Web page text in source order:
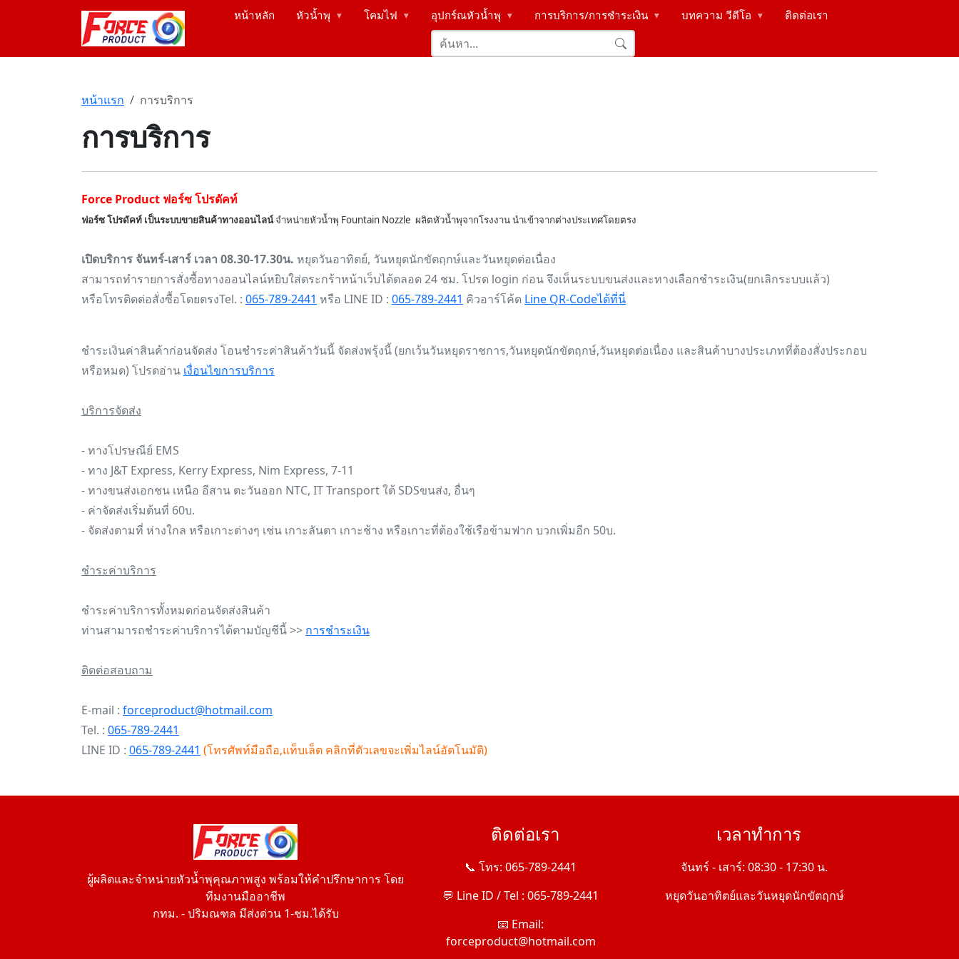
หน้าหลัก หัวน้ำพุ ▶ โคมไฟ ▶ อุปกร์ณหัวน้ำพุ ▶ การบริการ/การชำระเงิน ▶ บทความ วีดีโอ ▶ ติดต่อเรา
หน้าแรก การบริการ
การบริการ
Force Product ฟอร์ซ โปรดัคท์
ฟอร์ซ โปรดัคท์ เป็นระบบขายสินค้าทางออนไลน์จำหน่ายหัวน้ำพุ Fountain Nozzle ผลิตหัวน้ำพุจากโรงงาน นำเข้าจากต่างประเทศโดยตรง
เปิดบริการ จันทร์-เสาร์ เวลา 08.30-17.30น. หยุดวันอาทิตย์, วันหยุดนักขัตฤกษ์และวันหยุดต่อเนื่อง
สามารถทำรายการสั่งซื้อทางออนไลน์หยิบใส่ตระกร้าหน้าเว็บได้ตลอด 24 ชม. โปรด login ก่อน จึงเห็นระบบขนส่งและทางเลือกชำระเงิน(ยกเลิกระบบแล้ว)
หรือโทรติดต่อสั่งซื้อโดยตรงTel. : 065-789-2441 หรือ LINE ID : 065-789-2441 คิวอาร์โค้ด Line QR-Codeได้ที่นี่
ชำระเงินค่าสินค้าก่อนจัดส่ง โอนชำระค่าสินค้าวันนี้ จัดส่งพรุ้งนี้ (ยกเว้นวันหยุดราชการ,วันหยุดนักขัตฤกษ์,วันหยุดต่อเนื่อง และสินค้าบางประเภทที่ต้องสั่งประกอบ
หรือหมด) โปรดอ่าน เงื่อนไขการบริการ
บริการจัดส่ง
- ทางโปรษณีย์ EMS
- ทาง J&T Express, Kerry Express, Nim Express, 7-11
- ทางขนส่งเอกชน เหนือ อีสาน ตะวันออก NTC, IT Transport ใต้ SDSขนส่ง, อื่นๆ
- ค่าจัดส่งเริ่มต้นที่ 60บ.
- จัดส่งตามที่ ห่างใกล หรือเกาะต่างๆ เช่น เกาะลันตา เกาะช้าง หรือเกาะที่ต้องใช้เรือข้ามฟาก บวกเพิ่มอีก 50บ.
ชำระค่าบริการ
ชำระค่าบริการทั้งหมดก่อนจัดส่งสินค้า
ท่านสามารถชำระค่าบริการได้ตามบัญชีนี้ >> การชำระเงิน
ติดต่อสอบถาม
E-mail : forceproduct@hotmail.com
Tel. : 065-789-2441
LINE ID : 065-789-2441 (โทรศัพท์มือถือ,แท็บเล็ต คลิกที่ตัวเลขจะเพิ่มไลน์อัตโนมัติ)
ผู้ผลิตและจำหน่ายหัวน้ำพุคุณภาพสูง พร้อมให้คำปรึกษาการ โดย
ทีมงานมืออาชีพ
กทม. - ปริมณฑล มีส่งด่วน 1-ชม.ได้รับ
ติดต่อเรา
📞 โทร: 065-789-2441
💬 Line ID / Tel : 065-789-2441
📧 Email:
forceproduct@hotmail.com
เวลาทำการ
จันทร์ - เสาร์: 08:30 - 17:30 น.
หยุดวันอาทิตย์และวันหยุดนักขัตฤกษ์